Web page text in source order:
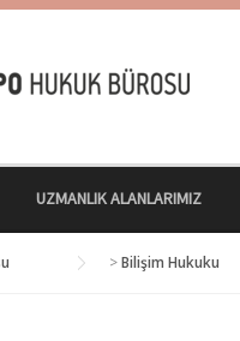
UZMANLIK ALANLARIMIZ
>Bilişim Hukuku